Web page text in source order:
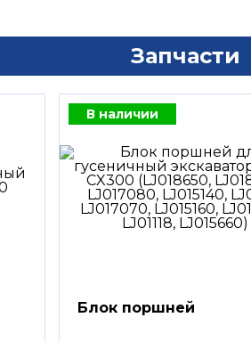
Запчасти
В наличии
Блок поршней